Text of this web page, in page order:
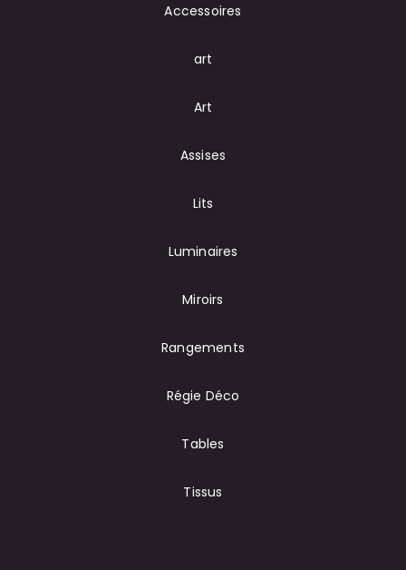
Accessoires
art
Art
Assises
Lits
Luminaires
Miroirs
Rangements
Régie Déco
Tables
Tissus